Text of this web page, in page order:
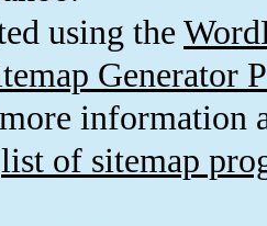
using the
Generator
information
list of sitemap